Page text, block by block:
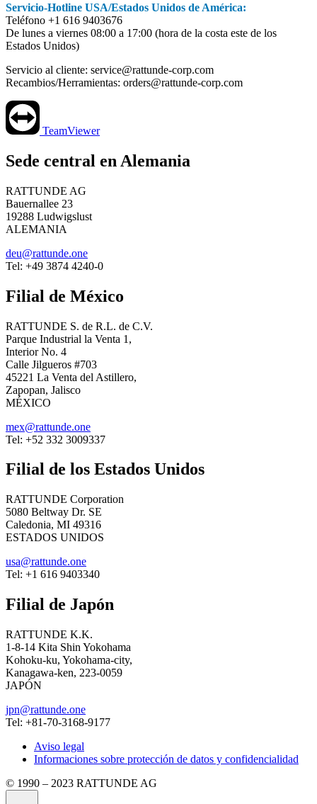
Servicio-Hotline USA/Estados Unidos de América:
Teléfono +1 616 9403676
De lunes a viernes 08:00 a 17:00 (hora de la costa este de los
Estados Unidos)
Servicio al cliente: service@rattunde-corp.com
Recambios/Herramientas: orders@rattunde-corp.com
TeamViewer
Sede central en Alemania
RATTUNDE AG
Bauernallee 23
19288 Ludwigslust
ALEMANIA
deu@rattunde.one
Tel: +49 3874 4240-0
Filial de México
RATTUNDE S. de R.L. de C.V.
Parque Industrial la Venta 1,
Interior No. 4
Calle Jilgueros #703
45221 La Venta del Astillero,
Zapopan, Jalisco
MÉXICO
mex@rattunde.one
Tel: +52 332 3009337
Filial de los Estados Unidos
RATTUNDE Corporation
5080 Beltway Dr. SE
Caledonia, MI 49316
ESTADOS UNIDOS
usa@rattunde.one
Tel: +1 616 9403340
Filial de Japón
RATTUNDE K.K.
1-8-14 Kita Shin Yokohama
Kohoku-ku, Yokohama-city,
Kanagawa-ken, 223-0059
JAPÓN
jpn@rattunde.one
Tel: +81-70-3168-9177
Aviso legal
Informaciones sobre protección de datos y confidencialidad
© 1990 – 2023 RATTUNDE AG